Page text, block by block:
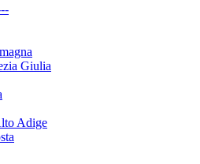
Giulia
Adige